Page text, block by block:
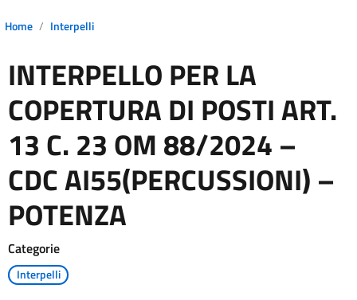
Home Interpelli
INTERPELLO PER LA
COPERTURA DI POSTI ART.
13 C. 23 OM 88/2024 –
CDC AI55(PERCUSSIONI) –
POTENZA
Categorie
Interpelli